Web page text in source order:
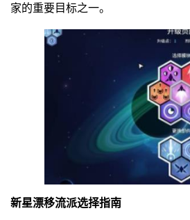
家的重要目标之一。
新星漂移流派选择指南